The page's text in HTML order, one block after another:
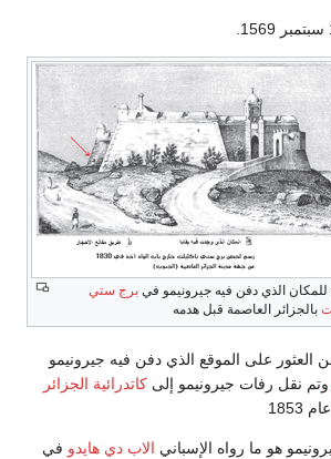
الذي دفن فيه جيرونيمو في برج ستي
بالجزائر العاصمة قبل هدمه
العثور على الموقع الذي دفن فيه جيرونيمو
وتم نقل رفات جيرونيمو إلى كاتدرائية الجزائر
هو ما رواه الإسباني الاب دي هايدو في